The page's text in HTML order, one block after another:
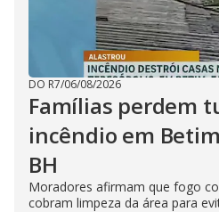
DO R7/06/08/2026
Famílias perdem
incêndio em
BH
Moradores afirmam que fogo
cobram limpeza da área para